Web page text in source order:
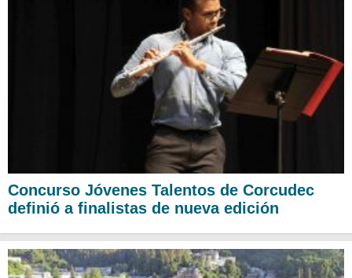
Concurso Jóvenes Talentos de Corcudec
definió a finalistas de nueva edición